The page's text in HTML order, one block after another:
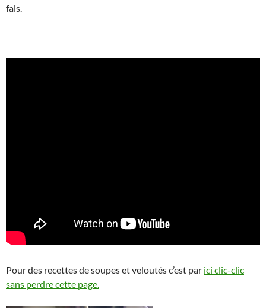
fais.
Pour des recettes de soupes et veloutés c’est par ici clic-clic
sans perdre cette page.